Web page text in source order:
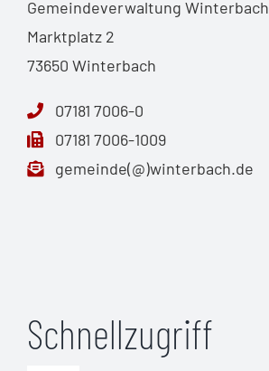
Gemeindeverwaltung Winterbach
Marktplatz 2
73650 Winterbach
07181 7006-0
07181 7006-1009
gemeinde(@)winterbach.de
Schnellzugriff